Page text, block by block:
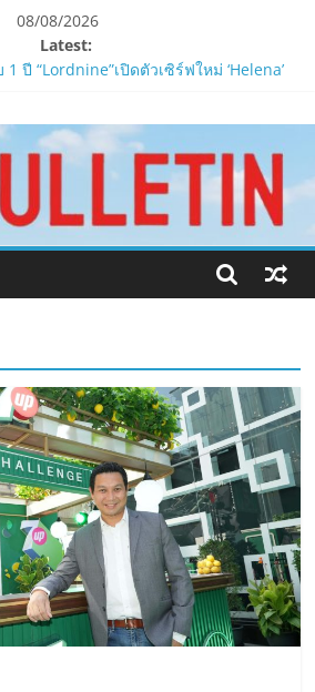
08/08/2026
Latest:
ปี “Lordnine”เปิดตัวเซิร์ฟใหม่ ‘Helena’
ปิดตัวแชมพูอาบน้ำ และ โฟมอาบแห้งสัตว์
ว ‘เฮเลนา’ เซิร์ฟเวอร์ใหม่ของ
Smilegate เปิด “Helena” เซิร์ฟฯ ใหม่
-PvP เดือดครึ่งปีหลัง 2026